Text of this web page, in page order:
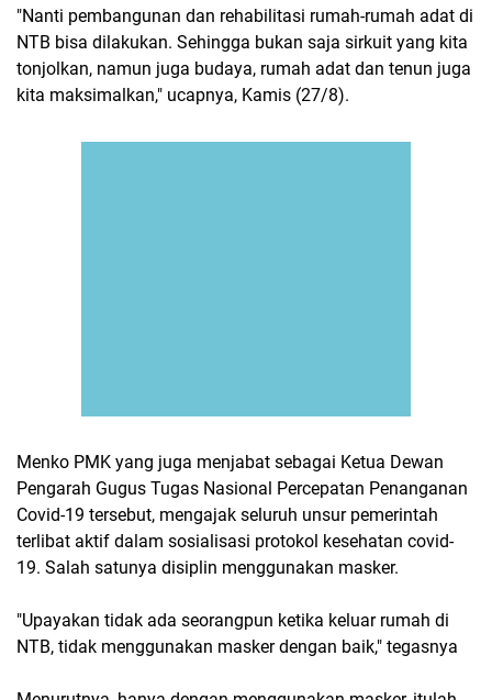
"Nanti pembangunan dan rehabilitasi rumah-rumah adat di
NTB bisa dilakukan. Sehingga bukan saja sirkuit yang kita
tonjolkan, namun juga budaya, rumah adat dan tenun juga
kita maksimalkan," ucapnya, Kamis (27/8).
Menko PMK yang juga menjabat sebagai Ketua Dewan
Pengarah Gugus Tugas Nasional Percepatan Penanganan
Covid-19 tersebut, mengajak seluruh unsur pemerintah
terlibat aktif dalam sosialisasi protokol kesehatan covid-
19. Salah satunya disiplin menggunakan masker.
"Upayakan tidak ada seorangpun ketika keluar rumah di
NTB, tidak menggunakan masker dengan baik," tegasnya